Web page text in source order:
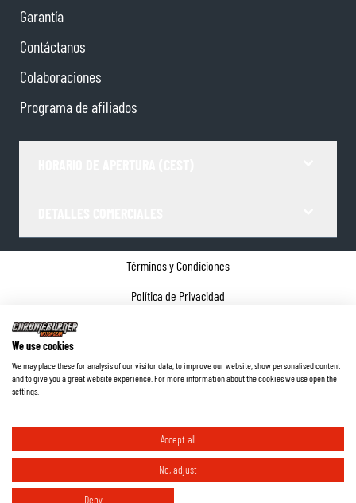
Garantía
Contáctanos
Colaboraciones
Programa de afiliados
Términos y Condiciones
Política de Privacidad
©2026ChromeBurner - Todos los derechos reservados.
We use cookies
We may place these for analysis of our visitor data, to improve our website, show personalised content
and to give you a great website experience. For more information about the cookies we use open the
settings.
Accept all
No, adjust
Deny